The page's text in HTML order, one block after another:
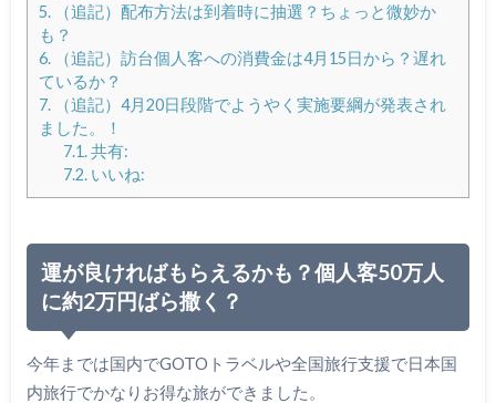
5.（追記）配布方法は到着時に抽選？ちょっと微妙か
も？
6.（追記）訪台個人客への消費金は4月15日から？遅れ
ているか？
7.（追記）4月20日段階でようやく実施要綱が発表され
ました。！
7.1.共有:
7.2.いいね:
運が良ければもらえるかも？個人客50万人
に約2万円ばら撒く？
今年までは国内でGOTOトラベルや全国旅行支援で日本国
内旅行でかなりお得な旅ができました。